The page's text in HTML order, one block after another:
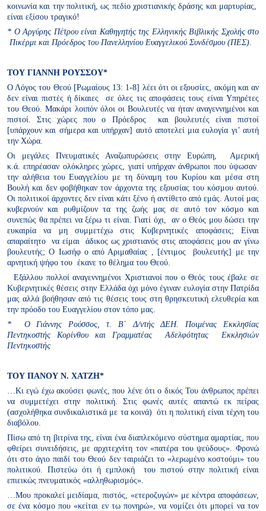
κοινωνία και την πολιτική, ως πεδίο χριστιανικής δράσης και μαρτυρίας,
είναι εξίσου τραγικό!
* Ο Αργύρης Πέτρου είναι Καθηγητής της Ελληνικής Βιβλικής Σχολής στο
Πικέρμι και Πρόεδρος του Πανελληνίου Ευαγγελικού Συνδέσμου (ΠΕΣ).
ΤΟΥ ΓΙΑΝΝΗ ΡΟΥΣΣΟΥ*
Ο Λόγος του Θεού [Ρωμαίους 13: 1-8] λέει ότι οι εξουσίες, ακόμη και αν
δεν είναι πιστές ή δίκαιες σε όλες τις αποφάσεις τους είναι Υπηρέτες
του Θεού. Μακάρι λοιπόν όλοι οι Βουλευτές να ήταν αναγεννημένοι και
πιστοί. Στις χώρες που ο Πρόεδρος και βουλευτές είναι πιστοί
[υπάρχουν και σήμερα και υπήρχαν] αυτό αποτελεί μια ευλογία γι’ αυτή
την Χώρα.
Οι μεγάλες Πνευματικές Αναζωπυρώσεις στην Ευρώπη, Αμερική
κ.ά. επηρέασαν ολόκληρες χώρες, γιατί υπήρχαν άνθρωποι που ύψωσαν
την αλήθεια του Ευαγγελίου με τη δύναμη του Κυρίου και μέσα στη
Βουλή και δεν φοβήθηκαν τον άρχοντα της εξουσίας του κόσμου αυτού.
Οι πολιτικοί άρχοντες δεν είναι κάτι ξένο ή αντίθετο από εμάς. Αυτοί μας
κυβερνούν και ρυθμίζουν τα της ζωής μας σε αυτό τον κόσμο και
συνεπώς θα πρέπει να ξέρω τι είναι. Γιατί όχι, αν ο Θεός μου δώσει την
ευκαιρία να μη συμμετέχω στις Κυβερνητικές αποφάσεις; Είναι
απαραίτητο να είμαι άδικος ως χριστιανός στις αποφάσεις μου αν γίνω
βουλευτής; Ο Ιωσήφ ο από Αριμαθαίας , [έντιμος βουλευτής] με την
αρνητική ψήφο του έκανε το θέλημα του Θεού.
Εξάλλου πολλοί αναγεννημένοι Χριστιανοί που ο Θεός τους έβαλε σε
Κυβερνητικές θέσεις στην Ελλάδα όχι μόνο έγιναν ευλογία στην Πατρίδα
μας αλλά βοήθησαν από τις θέσεις τους στη θρησκευτική ελευθερία και
την πρόοδο του Ευαγγελίου στον τόπο μας.
* Ο Γιάννης Ρούσσος, τ. Β΄ Δ/ντής ΔΕΗ. Ποιμένας Εκκλησίας
Πεντηκοστής Κορίνθου και Γραμματέας Αδελφότητας Εκκλησιών
Πεντηκοστής
ΤΟΥ ΠΑΝΟΥ Ν. ΧΑΤΖΗ*
…Κι εγώ έχω ακούσει φωνές, που λένε ότι ο δικός Του άνθρωπος πρέπει
να συμμετέχει στην πολιτική. Στις φωνές αυτές απαντώ εκ πείρας
(ασχολήθηκα συνδικαλιστικά με τα κοινά) ότι η πολιτική είναι τέχνη του
διαβόλου.
Πίσω από τη βιτρίνα της, είναι ένα διαπλεκόμενο σύστημα αμαρτίας, που
φθείρει συνειδήσεις, με αρχιτεχνίτη τον «πατέρα του ψεύδους». Φρονώ
ότι στο άγιο παιδί του Θεού δεν ταιριάζει το «λερωμένο κοστούμι» του
πολιτικού. Πιστεύω ότι ή εμπλοκή του πιστού στην πολιτική είναι
επιεικώς πνευματικός «αλληθωρισμός».
…Μου προκαλεί μειδίαμα, πιστός, «ετεροζυγών» με κέντρα αποφάσεων,
σε ένα κόσμο που «κείται εν τω πονηρώ», να νομίζει ότι μπορεί να τον